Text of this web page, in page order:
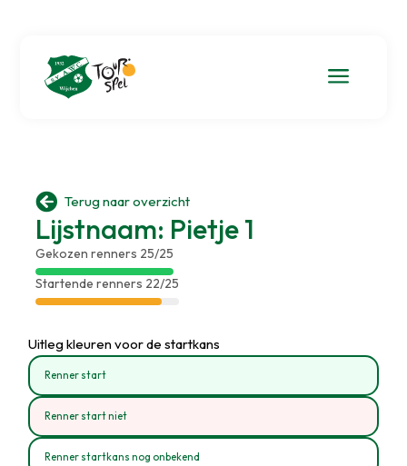
a
 Terug naar overzicht
Lijstnaam: Pietje 1
Gekozen renners 25/25
Startende renners 22/25
Uitleg kleuren voor de startkans
Renner start
Renner start niet
Renner startkans nog onbekend